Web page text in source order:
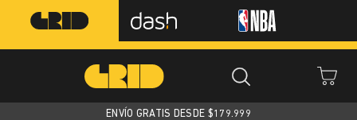
ENVÍO GRATIS DESDE $179.999